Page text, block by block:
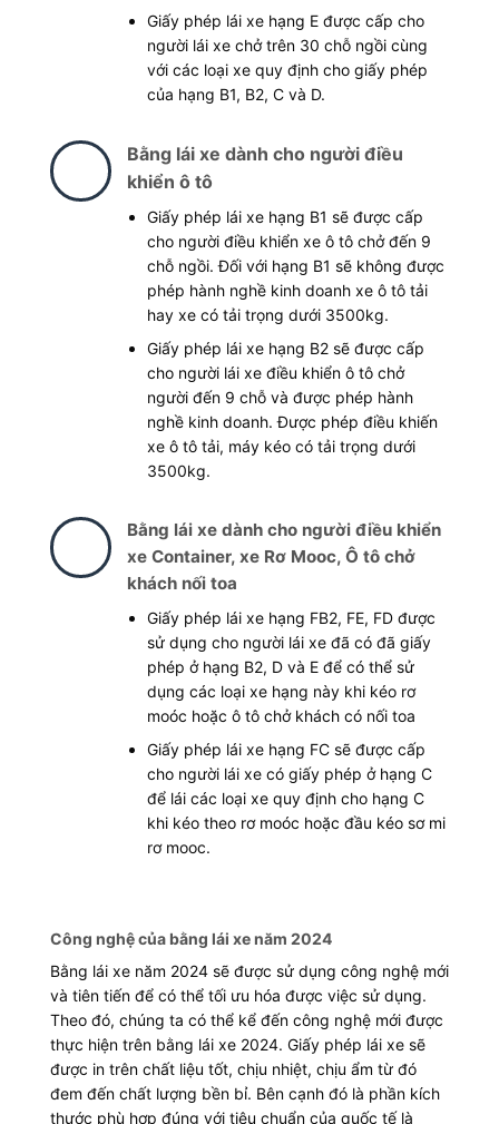
Giấy phép lái xe hạng E được cấp cho
người lái xe chở trên 30 chỗ ngồi cùng
với các loại xe quy định cho giấy phép
của hạng B1, B2, C và D.
Bằng lái xe dành cho người điều
khiển ô tô
Giấy phép lái xe hạng B1 sẽ được cấp
cho người điều khiển xe ô tô chở đến 9
chỗ ngồi. Đối với hạng B1 sẽ không được
phép hành nghề kinh doanh xe ô tô tải
hay xe có tải trọng dưới 3500kg.
Giấy phép lái xe hạng B2 sẽ được cấp
cho người lái xe điều khiển ô tô chở
người đến 9 chỗ và được phép hành
nghề kinh doanh. Được phép điều khiến
xe ô tô tải, máy kéo có tải trọng dưới
3500kg.
Bằng lái xe dành cho người điều khiển
xe Container, xe Rơ Mooc, Ô tô chở
khách nối toa
Giấy phép lái xe hạng FB2, FE, FD được
sử dụng cho người lái xe đã có đã giấy
phép ở hạng B2, D và E để có thể sử
dụng các loại xe hạng này khi kéo rơ
moóc hoặc ô tô chở khách có nối toa
Giấy phép lái xe hạng FC sẽ được cấp
cho người lái xe có giấy phép ở hạng C
để lái các loại xe quy định cho hạng C
khi kéo theo rơ moóc hoặc đầu kéo sơ mi
rơ mooc.
Công nghệ của bằng lái xe năm 2024
Bằng lái xe năm 2024 sẽ được sử dụng công nghệ mới
và tiên tiến để có thể tối ưu hóa được việc sử dụng.
Theo đó, chúng ta có thể kể đến công nghệ mới được
thực hiện trên bằng lái xe 2024. Giấy phép lái xe sẽ
được in trên chất liệu tốt, chịu nhiệt, chịu ẩm từ đó
đem đến chất lượng bền bỉ. Bên cạnh đó là phần kích
thước phù hợp đúng với tiêu chuẩn của quốc tế là